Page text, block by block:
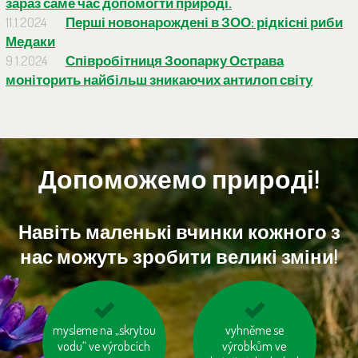
11.1.2024
Перші новонарождені в ЗОО: рідкісні риби
Медаки
9.1.2024
Співробітниця Зоопарку Острава
моніторить найбільш зникаючих антилоп світу
Допоможемо природі!
Навіть маленькі вчинки кожного з
нас можуть зробити великі зміни!
mysleme na „skrytou
vodu“ ve výrobcích
nespalujme odpady
vyhněme se
výrobkům ve
tiskněme na
recyklovaný papír